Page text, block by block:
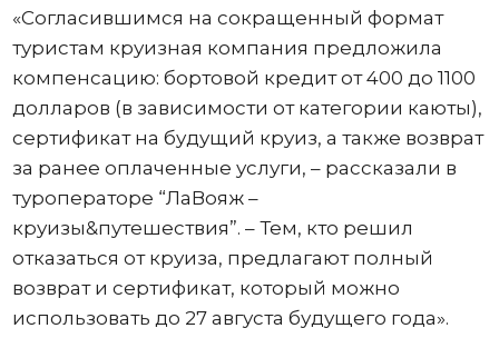
«Согласившимся на сокращенный формат
туристам круизная компания предложила
компенсацию: бортовой кредит от 400 до 1100
долларов (в зависимости от категории каюты),
сертификат на будущий круиз, а также возврат
за ранее оплаченные услуги, – рассказали в
туроператоре “ЛаВояж –
круизы&путешествия”. – Тем, кто решил
отказаться от круиза, предлагают полный
возврат и сертификат, который можно
использовать до 27 августа будущего года».